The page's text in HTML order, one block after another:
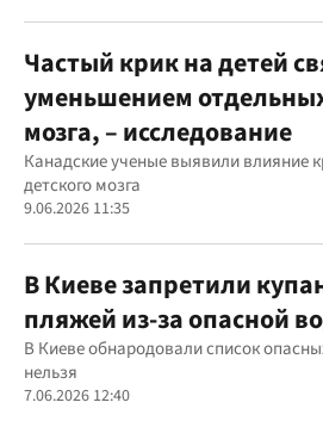
Частый крик на детей
уменьшением
мозга, – исследование
Канадские ученые выявили влияние
детского мозга
9.06.2026 11:35
В Киеве запретили
пляжей из-за опасной
В Киеве обнародовали список
нельзя
7.06.2026 12:40